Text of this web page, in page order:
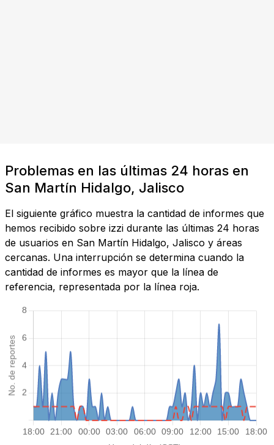
Problemas en las últimas 24 horas en
San Martín Hidalgo, Jalisco
El siguiente gráfico muestra la cantidad de informes que
hemos recibido sobre izzi durante las últimas 24 horas
de usuarios en San Martín Hidalgo, Jalisco y áreas
cercanas. Una interrupción se determina cuando la
cantidad de informes es mayor que la línea de
referencia, representada por la línea roja.